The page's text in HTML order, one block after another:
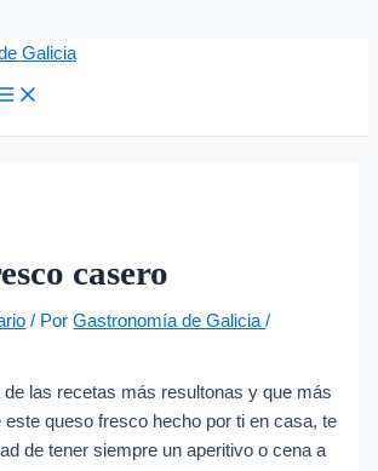
casero
/ PorGastronomía de Galicia/
las recetas más resultonas y que más
este queso fresco hecho por ti en casa, te
de tener siempre un aperitivo o cena a